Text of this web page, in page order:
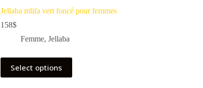
Jellaba mlifa vert foncé pour femmes
158$
Femme, Jellaba
Select options